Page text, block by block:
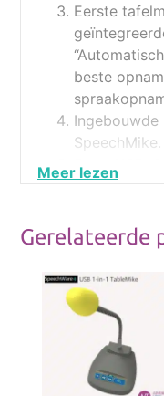
Eerste
beste
SpeechMike.
Extra
van de voet.
van de
bedienen.
De beste
De 6-in-1 USB
Gerelateerde